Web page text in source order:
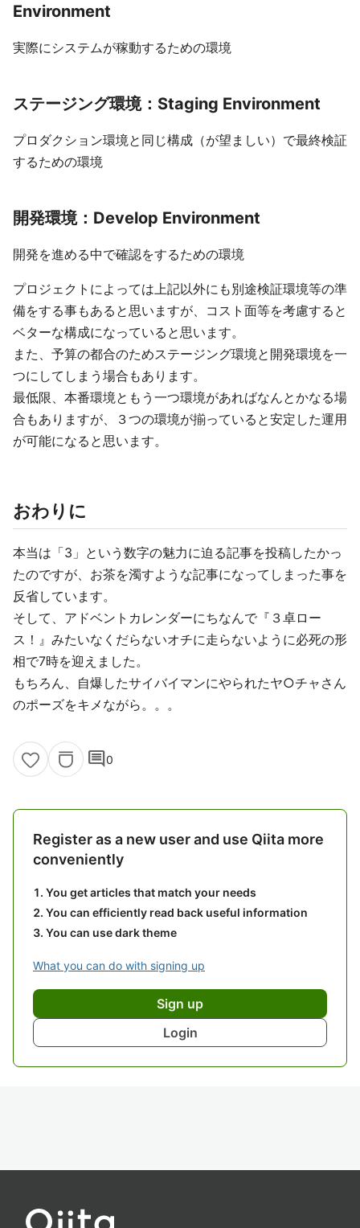
Environment
実際にシステムが稼動するための環境
ステージング環境：Staging Environment
プロダクション環境と同じ構成（が望ましい）で最終検証
するための環境
開発環境：Develop Environment
開発を進める中で確認をするための環境
プロジェクトによっては上記以外にも別途検証環境等の準
備をする事もあると思いますが、コスト面等を考慮すると
ベターな構成になっていると思います。
また、予算の都合のためステージング環境と開発環境を一
つにしてしまう場合もあります。
最低限、本番環境ともう一つ環境があればなんとかなる場
合もありますが、３つの環境が揃っていると安定した運用
が可能になると思います。
おわりに
本当は「3」という数字の魅力に迫る記事を投稿したかっ
たのですが、お茶を濁すような記事になってしまった事を
反省しています。
そして、アドベントカレンダーにちなんで『３卓ロー
ス！』みたいなくだらないオチに走らないように必死の形
相で7時を迎えました。
もちろん、自爆したサイバイマンにやられたヤ○チャさん
のポーズをキメながら。。。
comment0
Register as a new user and use Qiita more
conveniently
You get articles that match your needs
You can efficiently read back useful information
You can use dark theme
What you can do with signing up
Sign up
Login